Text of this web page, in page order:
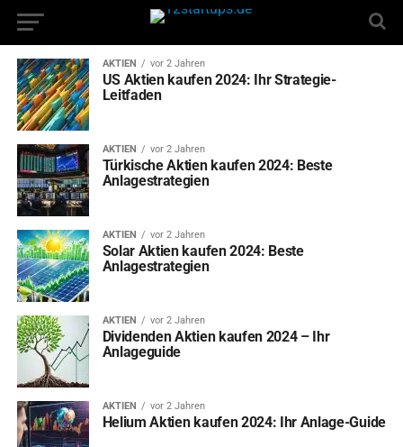
AKTIEN vor 2 Jahren
US Aktien kaufen 2024: Ihr Strategie-
Leitfaden
AKTIEN vor 2 Jahren
Türkische Aktien kaufen 2024: Beste
Anlagestrategien
AKTIEN vor 2 Jahren
Solar Aktien kaufen 2024: Beste
Anlagestrategien
AKTIEN vor 2 Jahren
Dividenden Aktien kaufen 2024 – Ihr
Anlageguide
AKTIEN vor 2 Jahren
Helium Aktien kaufen 2024: Ihr Anlage-Guide